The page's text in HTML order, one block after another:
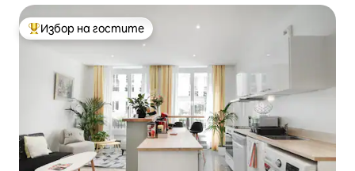
Най-популярен избор на гостите
Избор на гостите